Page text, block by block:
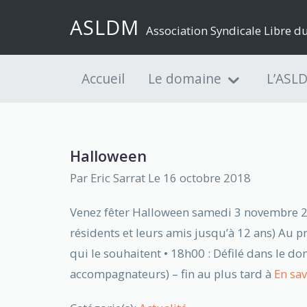
ASLDM Association Syndicale Libre
Accueil Le domaine
Halloween
Par Eric Sarrat Le 16 octobre 2018
Venez fêter Halloween samedi 3 novembre
résidents et leurs amis jusqu’à 12 ans) Au
qui le souhaitent • 18h00 : Défilé dans le
accompagnateurs) – fin au plus tard à En